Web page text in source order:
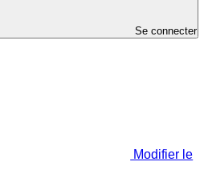
Se connecter
Modifier le